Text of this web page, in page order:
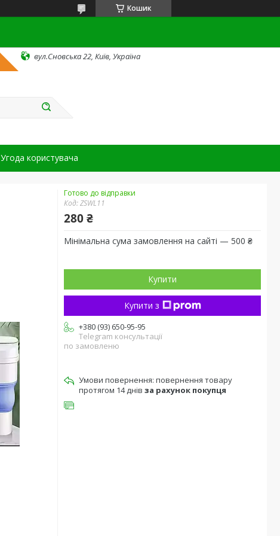
Кошик
вул.Сновська 22, Київ, Україна
Угода користувача
Готово до відправки
Код:ZSWL11
280 ₴
Мінімальна сума замовлення на сайті — 500 ₴
Купити
Купити з
+380 (93) 650-95-95
Telegram консультації
по замовленю
повернення товару
протягом 14 днів за рахунок покупця